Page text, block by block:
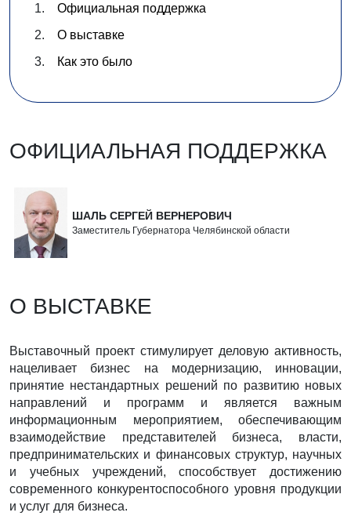
Официальная поддержка
О выставке
Как это было
ОФИЦИАЛЬНАЯ ПОДДЕРЖКА
ШАЛЬ СЕРГЕЙ ВЕРНЕРОВИЧ
Заместитель Губернатора Челябинской области
О ВЫСТАВКЕ
Выставочный проект стимулирует деловую активность,
нацеливает бизнес на модернизацию, инновации,
принятие нестандартных решений по развитию новых
направлений и программ и является важным
информационным мероприятием, обеспечивающим
взаимодействие представителей бизнеса, власти,
предпринимательских и финансовых структур, научных
и учебных учреждений, способствует достижению
современного конкурентоспособного уровня продукции
и услуг для бизнеса.